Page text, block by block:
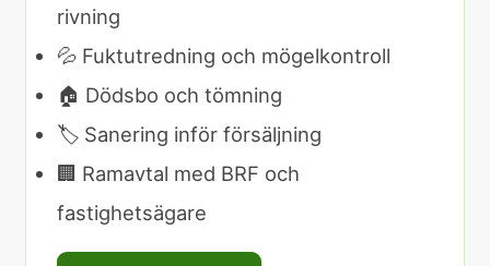
rivning
💦 Fuktutredning och mögelkontroll
🏠 Dödsbo och tömning
🏷️ Sanering inför försäljning
🏢 Ramavtal med BRF och
fastighetsägare